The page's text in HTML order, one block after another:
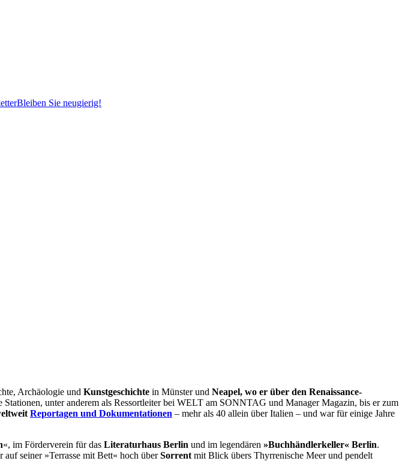
Bleiben Sie neugierig!
Archäologie und Kunstgeschichte in Münster und Neapel, wo er über den Renaissance-
unter anderem als Ressortleiter bei WELT am SONNTAG und Manager Magazin, bis er zum
Reportagen und Dokumentationen – mehr als 40 allein über Italien – und war für einige Jahre
«, im Förderverein für das Literaturhaus Berlin und im legendären »Buchhändlerkeller« Berlin.
seiner »Terrasse mit Bett« hoch überSorrent mit Blick übers Thyrrenische Meer und pendelt